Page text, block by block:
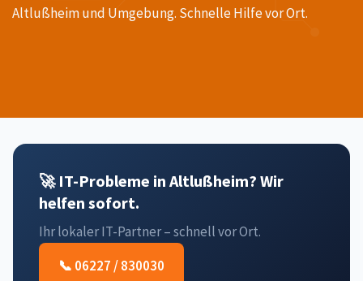
Altlußheim und Umgebung. Schnelle Hilfe vor Ort.
🚀 IT-Probleme in Altlußheim? Wir
helfen sofort.
Ihr lokaler IT-Partner – schnell vor Ort.
📞 06227 / 830030